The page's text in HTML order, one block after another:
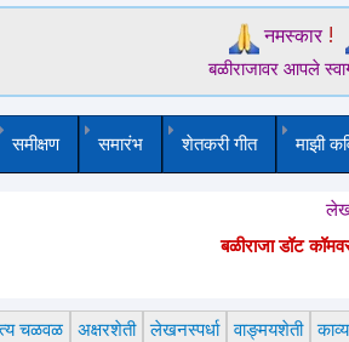
नमस्कार!
बळीराजावर आपले
समीक्षण समारंभ शेतकरी गीत माझी
लेख, कविता,
बळीराजा डॉट
चळवळ अक्षरशेती लेखनस्पर्धा वाङ्मयशेती